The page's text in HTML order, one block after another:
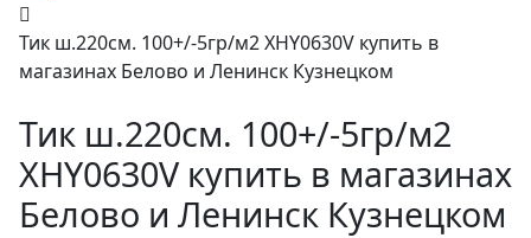
Тик ш.220см. 100+/-5гр/м2 XHY0630V купить в
магазинах Белово и Ленинск Кузнецком
Тик ш.220см. 100+/-5гр/м2
XHY0630V купить в магазинах
Белово и Ленинск Кузнецком